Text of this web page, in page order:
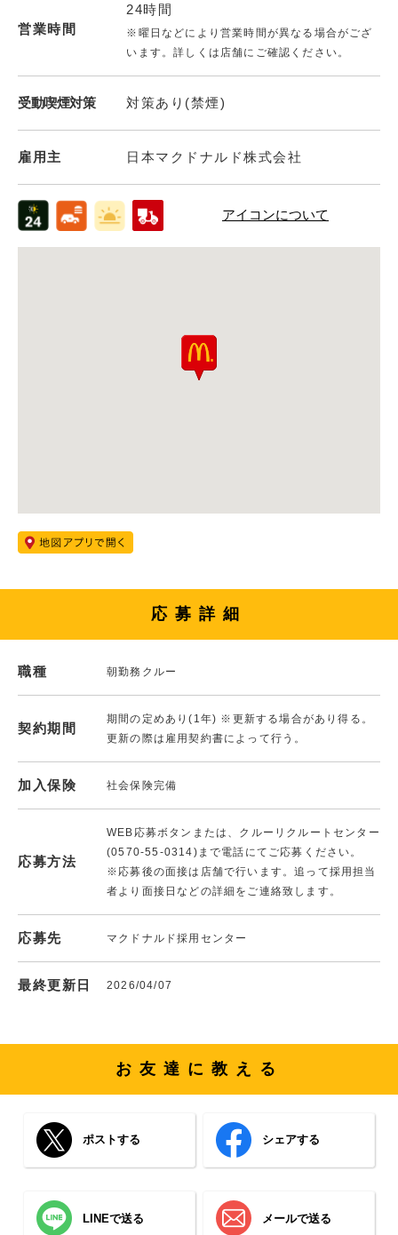
営業時間
24時間
※曜日などにより営業時間が異なる場合がござ
います。詳しくは店舗にご確認ください。
受動喫煙対策 対策あり(禁煙)
雇用主 日本マクドナルド株式会社
アイコンについて
応募詳細
職種 朝勤務クルー
契約期間
期間の定めあり(1年) ※更新する場合があり得る。
更新の際は雇用契約書によって行う。
加入保険 社会保険完備
応募方法
WEB応募ボタンまたは、クルーリクルートセンター
(0570-55-0314)まで電話にてご応募ください。
※応募後の面接は店舗で行います。追って採用担当
者より面接日などの詳細をご連絡致します。
応募先 マクドナルド採用センター
最終更新日 2026/04/07
お友達に教える
ポストする シェアする
LINEで送る メールで送る